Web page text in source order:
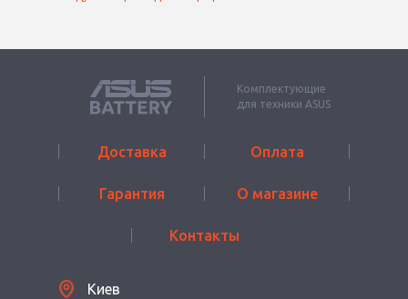
Комплектующие
для техники ASUS
Доставка Оплата
Гарантия О магазине
Контакты
Киев